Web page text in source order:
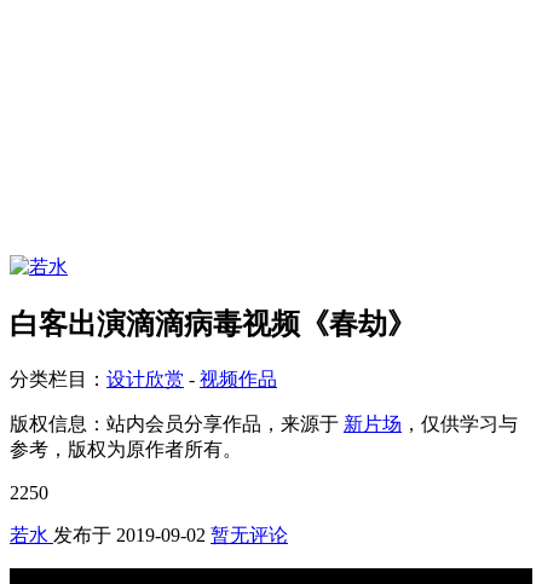
白客出演滴滴病毒视频《春劫》
分类栏目： 设计欣赏 - 视频作品
版权信息： 站内会员分享作品，来源于 新片场 ，仅供学习与
参考，版权为原作者所有。
2250
若水 发布于 2019-09-02 暂无评论